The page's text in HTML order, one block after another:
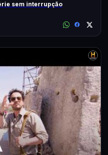
sem interrupção